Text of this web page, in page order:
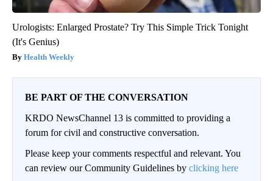
Urologists: Enlarged Prostate? Try This Simple Trick Tonight
(It's Genius)
Health Weekly
BE PART OF THE CONVERSATION
KRDO NewsChannel 13 is committed to providing a
forum for civil and constructive conversation.
Please keep your comments respectful and relevant. You
can review our Community Guidelines by clicking here